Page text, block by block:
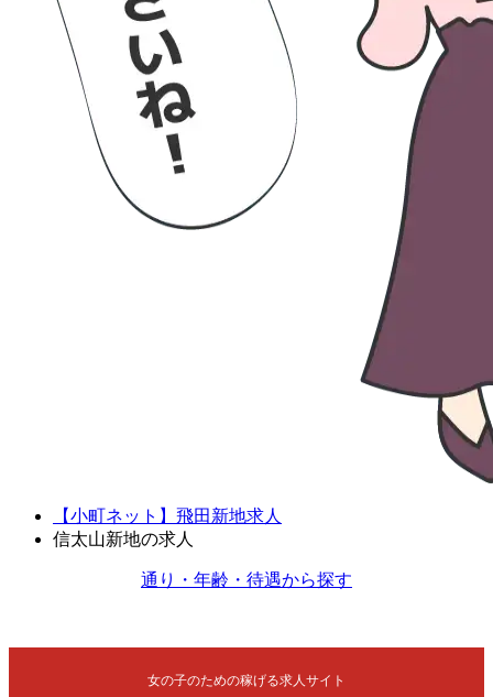
【小町ネット】飛田新地求人
信太山新地の求人
通り・年齢・待遇から探す
女の子のための稼げる求人サイト